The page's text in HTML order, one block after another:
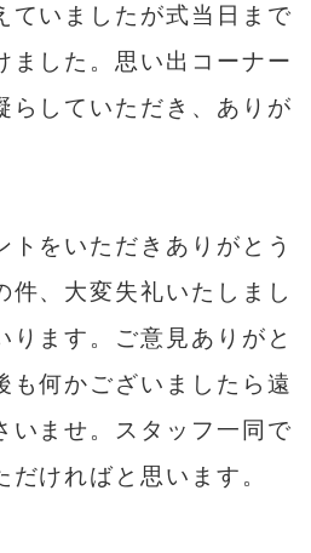
ていましたが式当日まで
ました。思い出コーナー
らしていただき、ありが
トをいただきありがとう
件、大変失礼いたしまし
ります。ご意見ありがと
も何かございましたら遠
いませ。スタッフ一同で
ければと思います。